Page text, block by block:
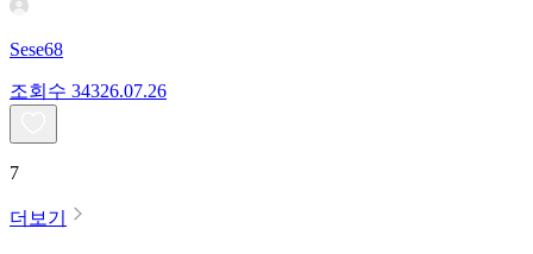
Sese68
조회수 34326.07.26
7
더보기